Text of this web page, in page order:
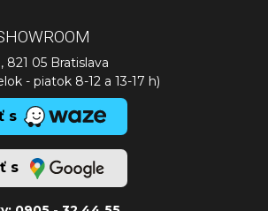
821 05 Bratislava
- piatok 8-12 a 13-17 h)
s
s